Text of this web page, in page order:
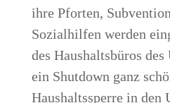
ihre Pforten,
Sozialhilfen werden
des Haushaltsbüros
ein Shutdown ganz
Haushaltssperre in den